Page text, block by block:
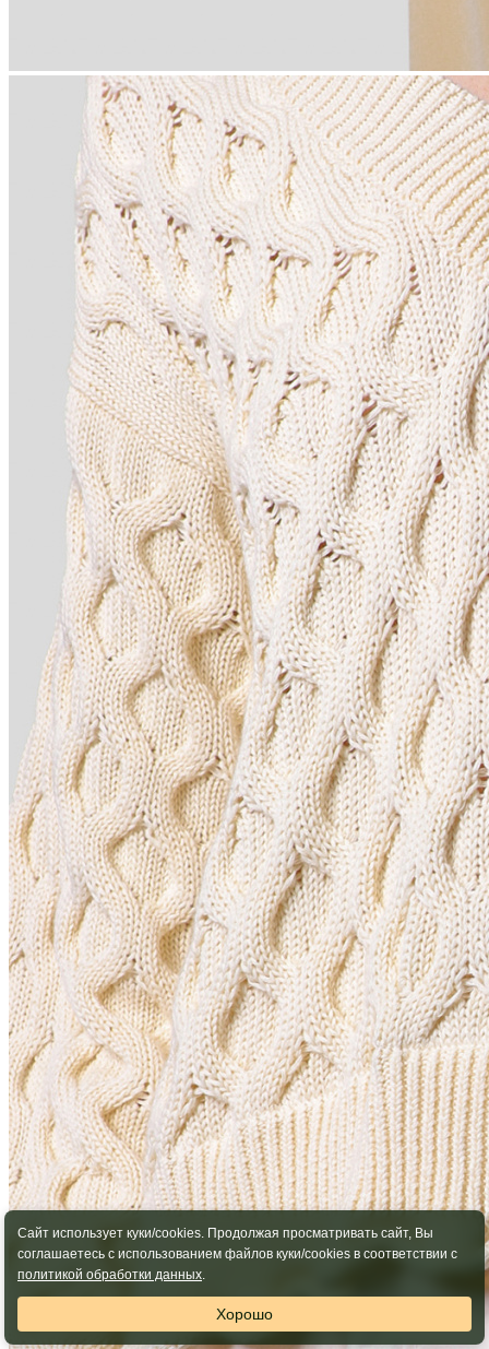
Сайт использует куки/cookies. Продолжая просматривать сайт, Вы
соглашаетесь с использованием файлов куки/cookies в соответствии с
политикой обработки данных.
Хорошо